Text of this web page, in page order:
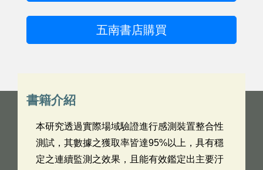
五南書店購買
書籍介紹
本研究透過實際場域驗證進行感測裝置整合性
測試，其數據之獲取率皆達95%以上，具有穩
定之連續監測之效果，且能有效鑑定出主要汙